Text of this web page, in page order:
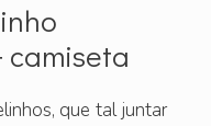
camiseta
que tal juntar